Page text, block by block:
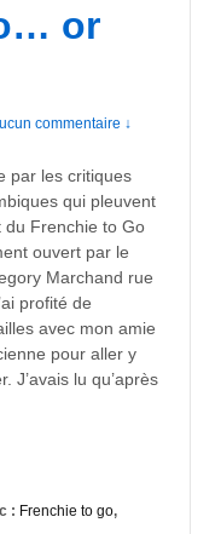
or
commentaire ↓
par les critiques
qui pleuvent
du Frenchie to Go
ouvert par le
Marchand rue
profité de
avec mon amie
pour aller y
J’avais lu qu’après
: Frenchie to go,